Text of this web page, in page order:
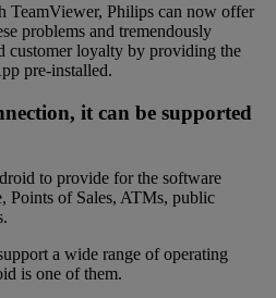
TeamViewer, Philips can now offer
problems and tremendously
customer loyalty by providing the
pre-installed.
it can be supported
to provide for the software
Points of Sales, ATMs, public
a wide range of operating
is one of them.